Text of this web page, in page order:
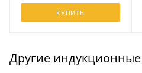
КУПИТЬ
Другие